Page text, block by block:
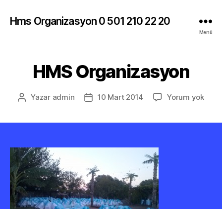
Hms Organizasyon 0 501 210 22 20
Menü
HMS Organizasyon
Yazının
Yazar admin
Yazı10 Mart 2014 Yorum yokHMS